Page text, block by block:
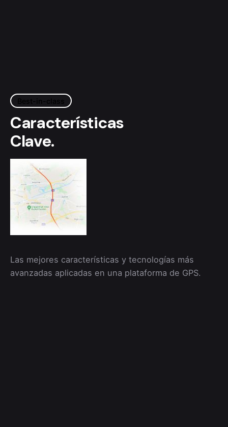
Best-in-class
Características
Clave.
Las mejores características y tecnologías más
avanzadas aplicadas en una plataforma de GPS.